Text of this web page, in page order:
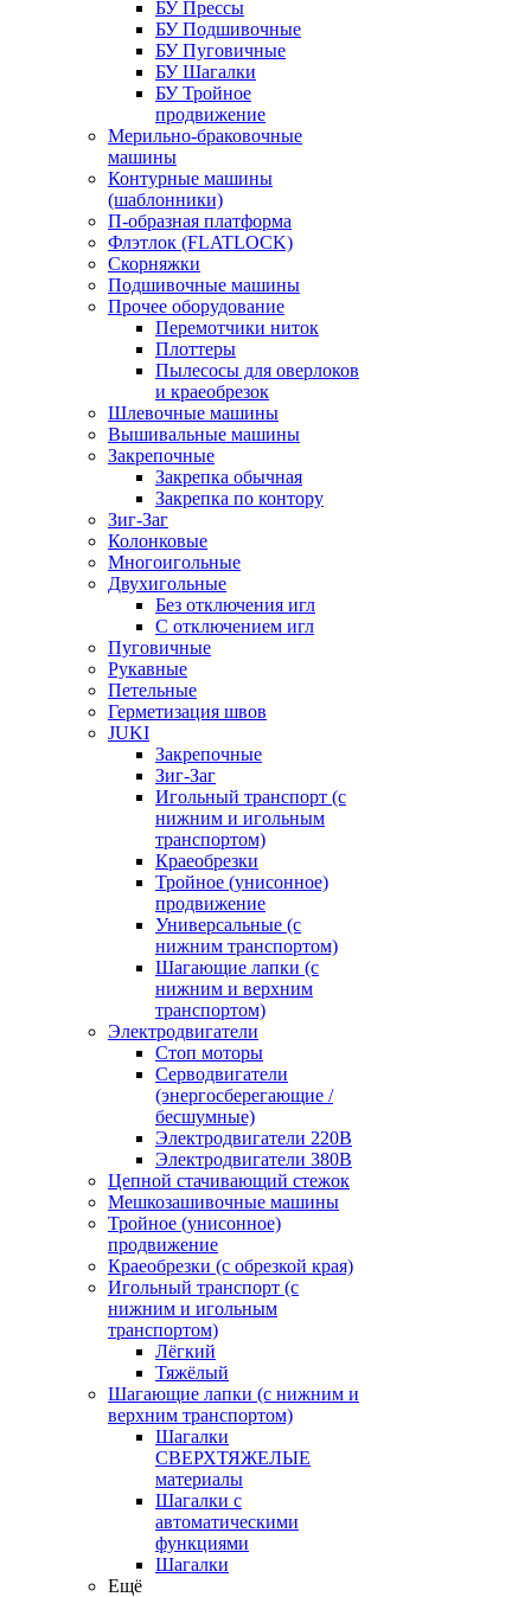
БУ Прессы
БУ Подшивочные
БУ Пуговичные
БУ Шагалки
БУ Тройное
продвижение
Мерильно-браковочные
машины
Контурные машины
(шаблонники)
П-образная платформа
Флэтлок (FLATLOCK)
Скорняжки
Подшивочные машины
Прочее оборудование
Перемотчики ниток
Плоттеры
Пылесосы для оверлоков
и краеобрезок
Шлевочные машины
Вышивальные машины
Закрепочные
Закрепка обычная
Закрепка по контору
Зиг-Заг
Колонковые
Многоигольные
Двухигольные
Без отключения игл
С отключением игл
Пуговичные
Рукавные
Петельные
Герметизация швов
JUKI
Закрепочные
Зиг-Заг
Игольный транспорт (с
нижним и игольным
транспортом)
Краеобрезки
Тройное (унисонное)
продвижение
Универсальные (с
нижним транспортом)
Шагающие лапки (с
нижним и верхним
транспортом)
Электродвигатели
Стоп моторы
Серводвигатели
(энергосберегающие /
бесшумные)
Электродвигатели 220В
Электродвигатели 380В
Цепной стачивающий стежок
Мешкозашивочные машины
Тройное (унисонное)
продвижение
Краеобрезки (с обрезкой края)
Игольный транспорт (с
нижним и игольным
транспортом)
Лёгкий
Тяжёлый
Шагающие лапки (с нижним и
верхним транспортом)
Шагалки
СВЕРХТЯЖЕЛЫЕ
материалы
Шагалки с
автоматическими
функциями
Шагалки
Ещё